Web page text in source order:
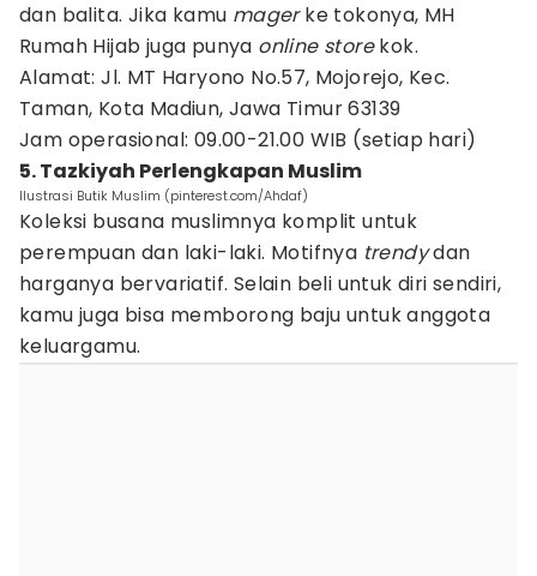
dan balita. Jika kamu magerke tokonya, MH
Rumah Hijab juga punya online storekok.
Alamat: Jl. MT Haryono No.57, Mojorejo, Kec.
Taman, Kota Madiun, Jawa Timur 63139
Jam operasional: 09.00-21.00 WIB (setiap hari)
5. Tazkiyah Perlengkapan Muslim
Ilustrasi Butik Muslim (pinterest.com/Ahdaf)
Koleksi busana muslimnya komplit untuk
perempuan dan laki-laki. Motifnya trendydan
harganya bervariatif. Selain beli untuk diri sendiri,
kamu juga bisa memborong baju untuk anggota
keluargamu.